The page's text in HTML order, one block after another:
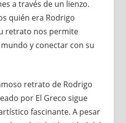
a través de un lienzo.
quién era Rodrigo
retrato nos permite
y conectar con su
retrato de Rodrigo
por El Greco sigue
fascinante. A pesar